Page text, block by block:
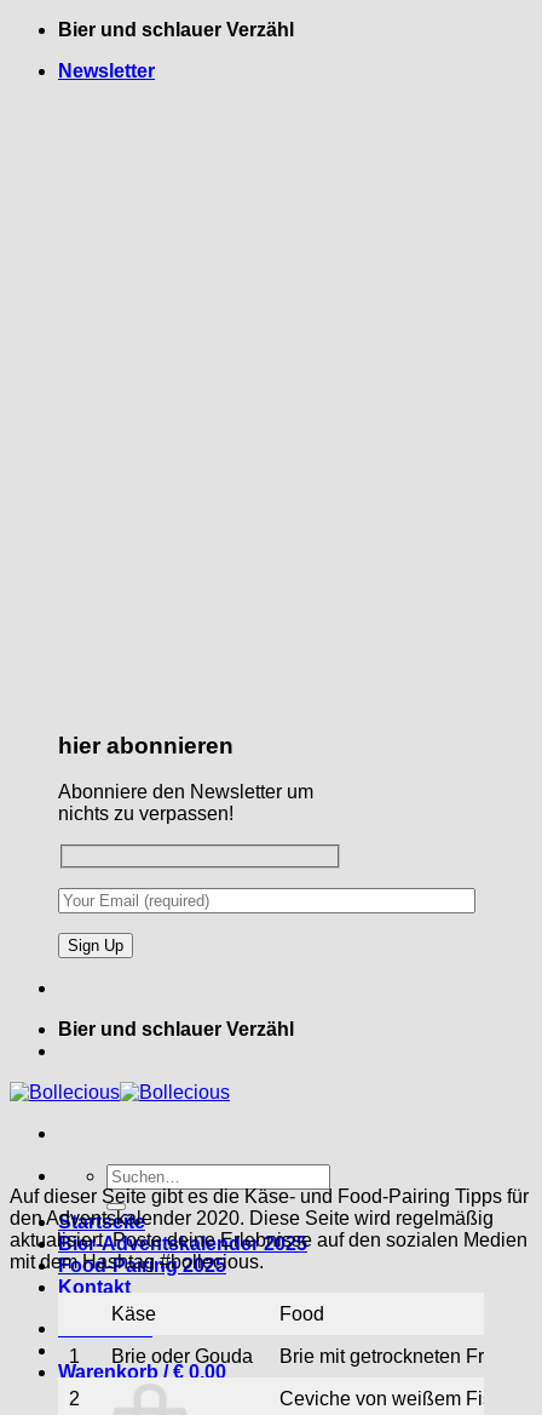
Zum
springen
Bier und schlauer Verzähl
Newsletter
hier abonnieren
Abonniere den Newsletter um
nichts zu verpassen!
Bier und schlauer Verzähl
Suche
nach:
Startseite
Bier-Adventskalender 2025
Food-Pairing 2025
Kontakt
Warenkorb /€ 0,00
Auf dieser Seite gibt es die Käse- und Food-Pairing Tipps für
den Adventskalender 2020. Diese Seite wird regelmäßig
aktualisiert. Poste deine Erlebnisse auf den sozialen Medien
mit dem Hashtag #bollecious.
Käse Food
1 Brie oder Gouda Brie mit getrockneten
2 Ceviche von weißem Fisch